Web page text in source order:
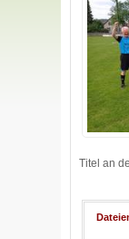
Titel an